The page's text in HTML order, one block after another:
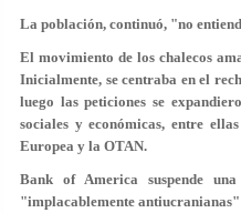
La población, continuó, "no
El movimiento de los chalecos
Inicialmente, se centraba en el
luego las peticiones se
sociales y económicas, entre
Europea y la OTAN.
Bank of America suspende
"implacablemente antiucranianas"